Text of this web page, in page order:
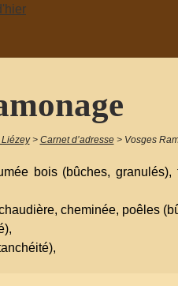
> Carnet d’adresse > Vosges
bois (bûches,
cheminée, poêles